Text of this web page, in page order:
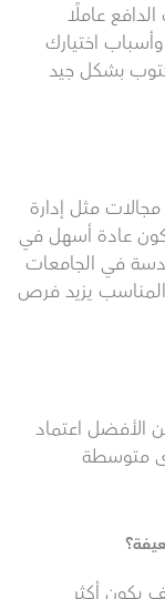
عاملًا
اختيارك
بشكل جيد
مثل إدارة
تكون عادة أسهل في
في الجامعات
يزيد فرص
الأفضل اعتماد
متوسطة